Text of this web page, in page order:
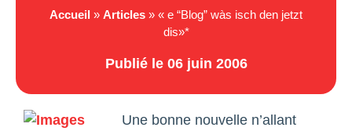
Accueil » Articles » « e “Blog” wàs isch den jetzt
dis»*
Publié le 06 juin 2006
Une bonne nouvelle n’allant